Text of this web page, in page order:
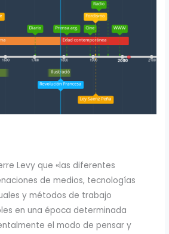
Levy que «las diferentes
de medios, tecnologías
y métodos de trabajo
en una época determinada
el modo de pensar y